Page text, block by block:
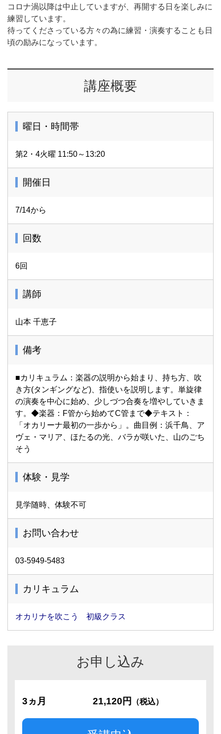
コロナ渦以降は中止していますが、再開する日を楽しみに
練習しています。
待ってくださっている方々の為に練習・演奏することも日
頃の励みになっています。
講座概要
曜日・時間帯
第2・4火曜 11:50～13:20
開催日
7/14から
回数
6回
講師
山本 千恵子
備考
■カリキュラム：楽器の説明から始まり、持ち方、吹
き方(タンギングなど)、指使いを説明します。単旋律
の演奏を中心に始め、少しづつ合奏を増やしていきま
す。◆楽器：F管から始めてC管まで◆テキスト：
「オカリーナ最初の一歩から」。曲目例：浜千鳥、ア
ヴェ・マリア、ほたるの光、バラが咲いた、山のごち
そう
体験・見学
見学随時、体験不可
お問い合わせ
03-5949-5483
カリキュラム
オカリナを吹こう 初級クラス
お申し込み
3ヵ月 21,120円 （税込）